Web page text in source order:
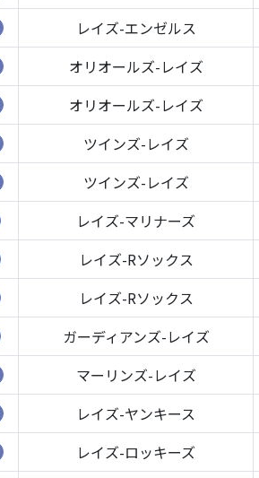
レイズ-エンゼルス
オリオールズ-レイズ
オリオールズ-レイズ
ツインズ-レイズ
ツインズ-レイズ
レイズ-マリナーズ
レイズ-Rソックス
レイズ-Rソックス
ガーディアンズ-レイズ
マーリンズ-レイズ
レイズ-ヤンキース
レイズ-ロッキーズ